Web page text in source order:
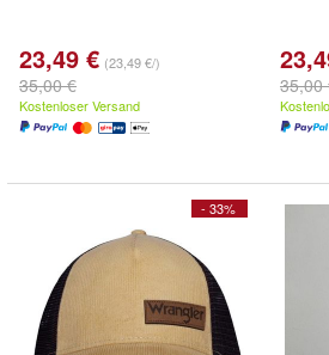
23,49 € (23,49 €/)
35,00 €
Kostenloser Versand
35,00
- 33%